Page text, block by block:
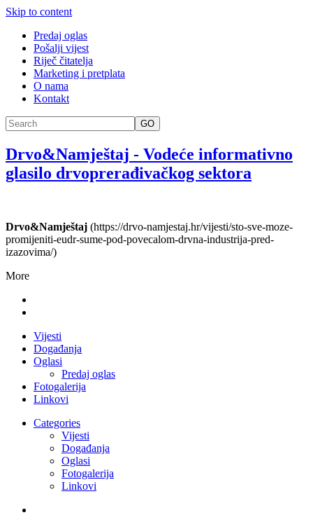
Skip to content
Predaj oglas
Pošalji vijest
Riječ čitatelja
Marketing i pretplata
O nama
Kontakt
GO
Drvo&Namještaj - Vodeće informativno
glasilo drvoprerađivačkog sektora
Drvo&Namještaj (https://drvo-namjestaj.hr/vijesti/sto-sve-moze-
promijeniti-eudr-sume-pod-povecalom-drvna-industrija-pred-
izazovima/)
More
Vijesti
Događanja
Oglasi
Predaj oglas
Fotogalerija
Linkovi
Categories
Vijesti
Događanja
Oglasi
Fotogalerija
Linkovi